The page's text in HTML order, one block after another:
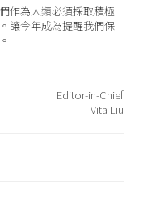
作為人類必須採取積極
讓今年成為提醒我們保
Editor-in-Chief
Vita Liu